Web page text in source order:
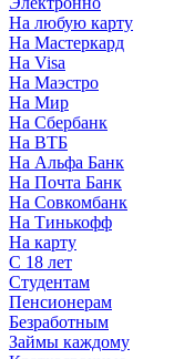
На любую карту
На Мастеркард
На Visa
На Маэстро
На Мир
На Сбербанк
На ВТБ
На Альфа Банк
На Почта Банк
На Совкомбанк
На Тинькофф
На карту
С 18 лет
Студентам
Пенсионерам
Безработным
Займы каждому